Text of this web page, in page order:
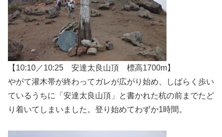
【10:10／10:25 安達太良山頂 標高1700m】
やがて灌木帯が終わってガレが広がり始め、しばらく歩い
ているうちに「安達太良山頂」と書かれた杭の前までたど
り着いてしまいました。登り始めてわずか1時間。